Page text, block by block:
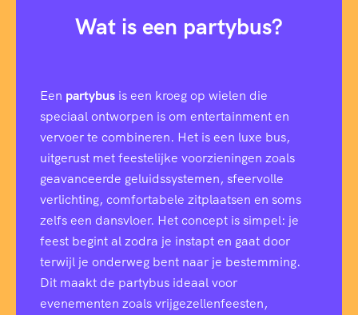
Wat is een partybus?
Een partybus is een kroeg op wielen die
speciaal ontworpen is om entertainment en
vervoer te combineren. Het is een luxe bus,
uitgerust met feestelijke voorzieningen zoals
geavanceerde geluidssystemen, sfeervolle
verlichting, comfortabele zitplaatsen en soms
zelfs een dansvloer. Het concept is simpel: je
feest begint al zodra je instapt en gaat door
terwijl je onderweg bent naar je bestemming.
Dit maakt de partybus ideaal voor
evenementen zoals vrijgezellenfeesten,